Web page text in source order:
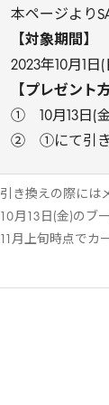
本ページより
【対象期間】
2023年10月1日
【プレゼント
① 10月13日(金
② ①にて引き換
引き換えの際には
10月 13 日(金)のブ
月上旬時点でカ